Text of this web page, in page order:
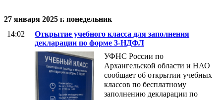
27 января 2025 г. понедельник
14:02
Открытие учебного класса для заполнения
декларации по форме 3-НДФЛ
УФНС России по
Архангельской области и НАО
сообщает об открытии учебных
классов по бесплатному
заполнению декларации по